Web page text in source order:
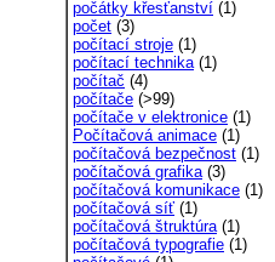
počátky křesťanství (1)
počet (3)
počítací stroje (1)
počítací technika(1)
počítač (4)
počítače (>99)
počítače v elektronice (1)
Počítačová animace (1)
počítačová bezpečnost (1)
počítačová grafika(3)
počítačová komunikace (1)
počítačová síť (1)
počítačová štruktúra(1)
počítačová typografie (1)